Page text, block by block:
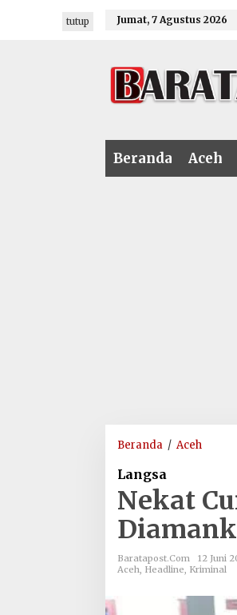
Jumat, 7 Agustus 2026
Beranda Aceh
tutup
Beranda / Aceh
Istri,
Pria
Langsa
Nekat
Baratapost.com
12 Juni
Aceh, Headline, Kriminal